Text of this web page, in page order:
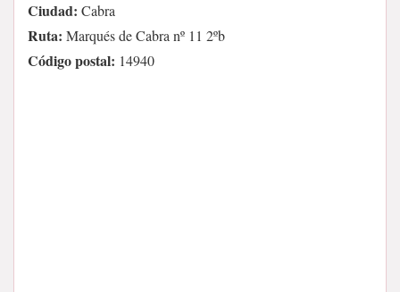
Ciudad: Cabra
Ruta: Marqués de Cabra nº 11 2ºb
Código postal: 14940